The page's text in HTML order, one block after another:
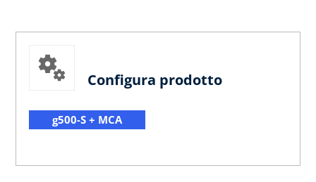
Configura prodotto
g500-S + MCA